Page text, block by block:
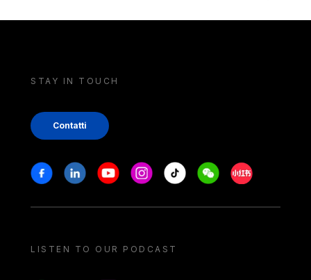
STAY IN TOUCH
Contatti
Stay in touch
FacebookLinkedinYoutubeInstagram
Tiktok WeechatXiaohongshu/
LISTEN TO OUR PODCAST